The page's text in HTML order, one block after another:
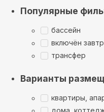
Популярные
бассейн
включён
трансфер
Варианты
квартиры,